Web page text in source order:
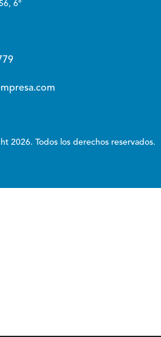
6º
2026. Todos los derechos reservados.